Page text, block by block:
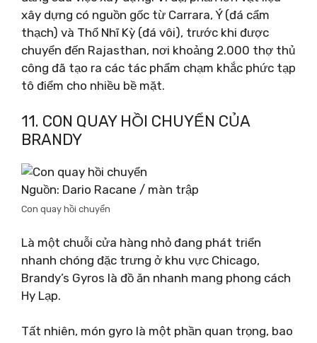
xây dựng có nguồn gốc từ Carrara, Ý (đá cẩm
thạch) và Thổ Nhĩ Kỳ (đá vôi), trước khi được
chuyển đến Rajasthan, nơi khoảng 2.000 thợ thủ
công đã tạo ra các tác phẩm chạm khắc phức tạp
tô điểm cho nhiều bề mặt.
11. CON QUAY HỒI CHUYỂN CỦA
BRANDY
Nguồn: Dario Racane / màn trập
Con quay hồi chuyển
Là một chuỗi cửa hàng nhỏ đang phát triển
nhanh chóng đặc trưng ở khu vực Chicago,
Brandy’s Gyros là đồ ăn nhanh mang phong cách
Hy Lạp.
Tất nhiên, món gyro là một phần quan trọng, bao